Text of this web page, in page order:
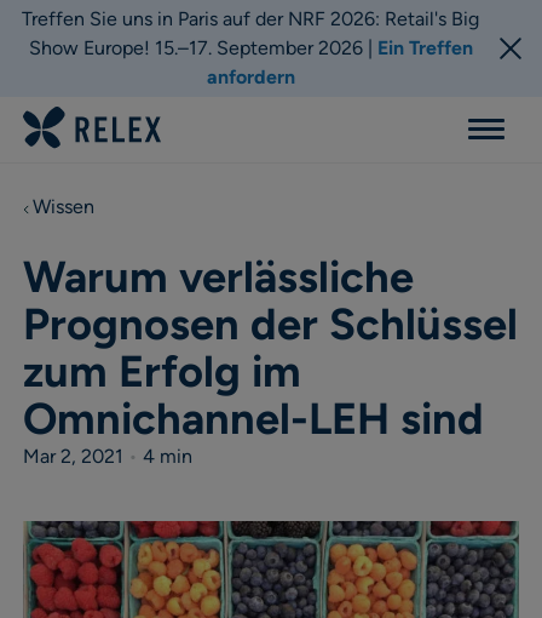
Treffen Sie uns in Paris auf der NRF 2026: Retail's Big
Show Europe! 15.–17. September 2026 | Ein Treffen
anfordern
Menu
Wissen
Warum verlässliche
Prognosen der Schlüssel
zum Erfolg im
Omnichannel-LEH sind
Mar 2, 2021 • 4 min